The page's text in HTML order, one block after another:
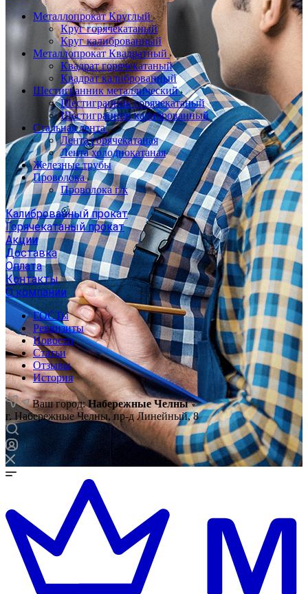
Металлопрокат Круглый
Круг горячекатаный
Круг калиброванный
Металлопрокат Квадратный
Квадрат горячекатаный
Квадрат калиброванный
Шестигранник металлический
Шестигранник горячекатаный
Шестигранник калиброванный
Стальная лента
Лента горячекатаная
Лента холоднокатаная
Железные трубы
Проволока
Проволока г/к
Калиброванный прокат
Горячекатаный прокат
Акции
Доставка
Оплата
Контакты
О компании
ГОСТы
Реквизиты
Новости
Статьи
Отзывы
История
Ваш город:Набережные Челны
г. Набережные Челны, пр-д Линейный, 8